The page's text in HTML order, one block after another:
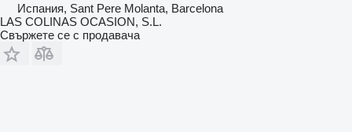
Испания, Sant Pere Molanta, Barcelona
LAS COLINAS OCASION, S.L.
Свържете се с продавача